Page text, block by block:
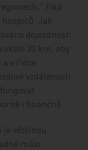
říká
Jak
dojezdností
okolo 30 km, aby
v řídce
vzdálenosti
i finančně.
většinou
málo